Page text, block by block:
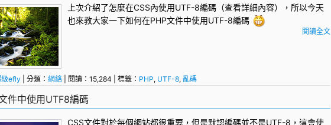
上次介紹了怎麼在CSS內使用UTF-8編碼（查看詳細內容），所以今天
也來教大家一下如何在PHP文件中使用UTF-8編碼
閱讀全文
級efly | 分類： 網絡 | 閱讀：15,284 | 標籤： PHP, UTF-8, 亂碼
件中使用UTF8編碼
CSS文件對於每個網站都很重要，但是默認編碼並不是UTF-8 ，這會使